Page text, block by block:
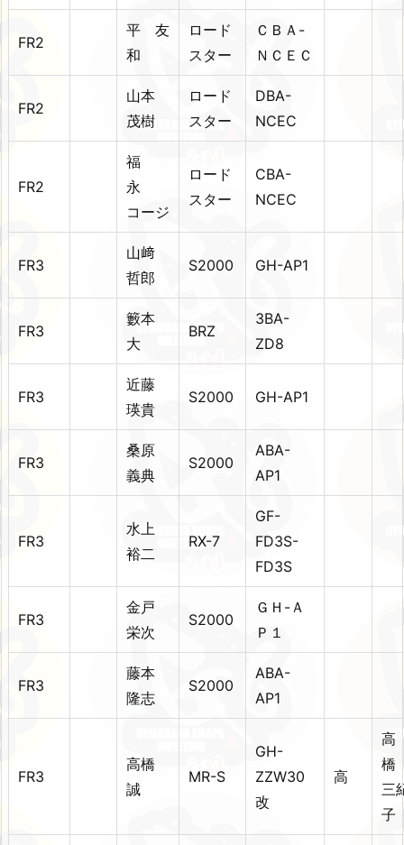
FR2
平 友
和
ロード
スター
ＣＢＡ-
ＮＣＥＣ
FR2
山本
茂樹
ロード
スター
DBA-
NCEC
FR2
福
永
コージ
ロード
スター
CBA-
NCEC
FR3
山﨑
哲郎
S2000 GH-AP1
FR3
籔本
大
BRZ
3BA-
ZD8
FR3
近藤
瑛貴
S2000 GH-AP1
FR3
桑原
義典
S2000
ABA-
AP1
FR3
水上
裕二
RX-7
GF-
FD3S-
FD3S
FR3
金戸
栄次
S2000
ＧＨ-Ａ
Ｐ１
FR3
藤本
隆志
S2000
ABA-
AP1
FR3
高橋
誠
MR-S
GH-
ZZW30
改
高
高
三
子